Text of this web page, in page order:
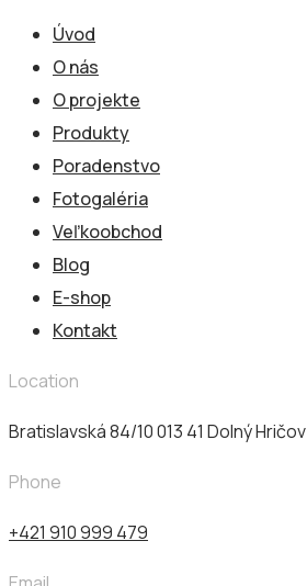
Úvod
O nás
O projekte
Produkty
Poradenstvo
Fotogaléria
Veľkoobchod
Blog
E-shop
Kontakt
Location
Bratislavská 84/10 013 41​ Dolný Hričov
Phone
+421 910 999 479